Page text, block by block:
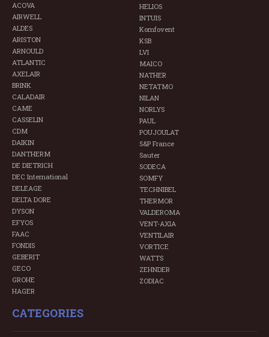
ACOVA
AIRWELL
ALDES
ARISTON
ARNOULD
ATLANTIC
AXELAIR
BRINK
CALADAIR
CAME
CASSELIN
CDM
DAIKIN
DANTHERM
DE DIETRICH
DEC International
DELEAGE
DELTA DORE
DYSON
EFYOS
FAAC
FONDIS
GEBERIT
GECO
GROHE
HAGER
HELIOS
INTUIS
Komfovent
KSB
LVI
MAICO
NATHER
NETATMO
NILAN
NORLYS
PAUL
POUJOULAT
S&P France
Sauter
SODECA
SOMFY
TECHNIBEL
THERMOR
VALDEROMA
VENT-AXIA
VENTILAIR
VORTICE
WATTS
ZEHNDER
ZODIAC
CATEGORIES